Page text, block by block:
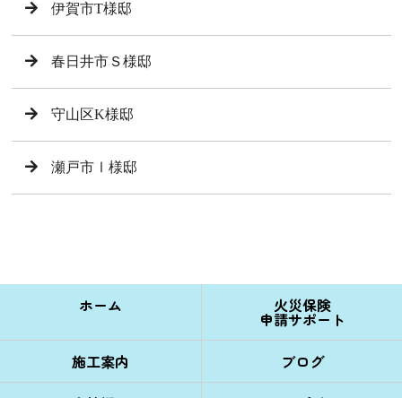
伊賀市T様邸
春日井市Ｓ様邸
守山区K様邸
瀬戸市Ⅰ様邸
ホーム 火災保険
申請サポート
施工案内
ブログ